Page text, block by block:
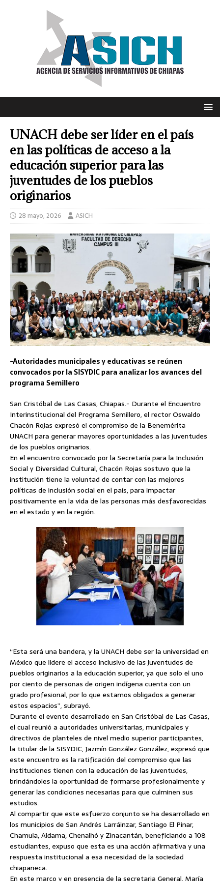
UNACH debe ser líder en el país
en las políticas de acceso a la
educación superior para las
juventudes de los pueblos
originarios
28 mayo, 2026 ASICH
-Autoridades municipales y educativas se reúnen
convocados por la SISYDIC para analizar los avances del
programa Semillero
San Cristóbal de Las Casas, Chiapas.- Durante el Encuentro
Interinstitucional del Programa Semillero, el rector Oswaldo
Chacón Rojas expresó el compromiso de la Benemérita
UNACH para generar mayores oportunidades a las juventudes
de los pueblos originarios.
En el encuentro convocado por la Secretaría para la Inclusión
Social y Diversidad Cultural, Chacón Rojas sostuvo que la
institución tiene la voluntad de contar con las mejores
políticas de inclusión social en el país, para impactar
positivamente en la vida de las personas más desfavorecidas
en el estado y en la región.
“Esta será una bandera, y la UNACH debe ser la universidad en
México que lidere el acceso inclusivo de las juventudes de
pueblos originarios a la educación superior, ya que solo el uno
por ciento de personas de origen indígena cuenta con un
grado profesional, por lo que estamos obligados a generar
estos espacios”, subrayó.
Durante el evento desarrollado en San Cristóbal de Las Casas,
el cual reunió a autoridades universitarias, municipales y
directivos de planteles de nivel medio superior participantes,
la titular de la SISYDIC, Jazmín González González, expresó que
este encuentro es la ratificación del compromiso que las
instituciones tienen con la educación de las juventudes,
brindándoles la oportunidad de formarse profesionalmente y
generar las condiciones necesarias para que culminen sus
estudios.
Al compartir que este esfuerzo conjunto se ha desarrollado en
los municipios de San Andrés Larráinzar, Santiago El Pinar,
Chamula, Aldama, Chenalhó y Zinacantán, beneficiando a 108
estudiantes, expuso que esta es una acción afirmativa y una
respuesta institucional a esa necesidad de la sociedad
chiapaneca.
En este marco y en presencia de la secretaria General, María